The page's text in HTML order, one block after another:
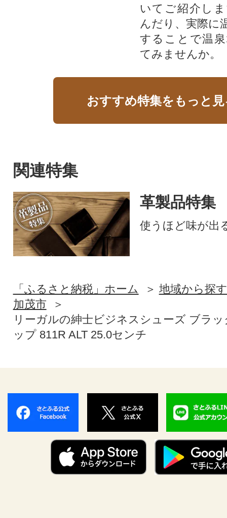
いてご紹介し
んだり、実際に
することで温
てみませんか。
おすすめ特集をもっと
関連特集
革製品特集
使うほど味が
「ふるさと納税」ホーム
地域から探す
加茂市
リーガルの紳士ビジネスシューズ ブラ
ップ 811R ALT 25.0センチ